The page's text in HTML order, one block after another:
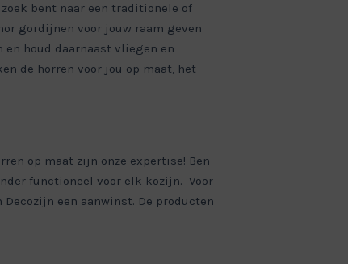
bent naar een traditionele of
gordijnen voor jouw raam geven
houd daarnaast vliegen en
de horren voor jou op maat, het
op maat zijn onze expertise! Ben
functioneel voor elk kozijn. Voor
een aanwinst. De producten